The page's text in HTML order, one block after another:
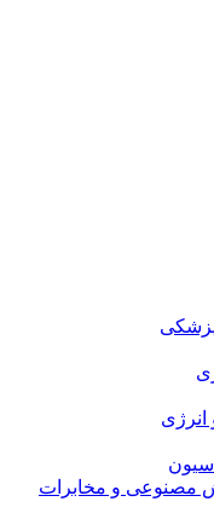
انرژی
مصنوعی و مخابرات